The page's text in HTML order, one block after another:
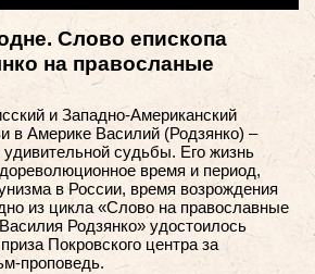
Слово епископа
на правосланые
и Западно-Американский
в Америке Василий (Родзянко) –
удивительной судьбы. Его жизнь
время и период,
в России, время возрождения
из цикла «Слово на православные
Родзянко» удостоилось
Покровского центра за
проповедь.